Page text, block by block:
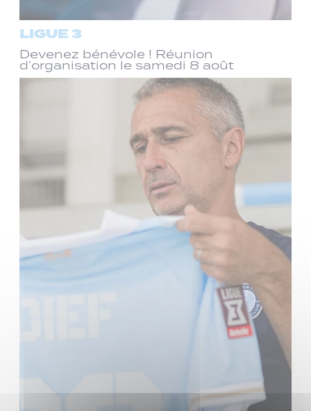
LIGUE 3
Devenez bénévole ! Réunion
d’organisation le samedi 8 août